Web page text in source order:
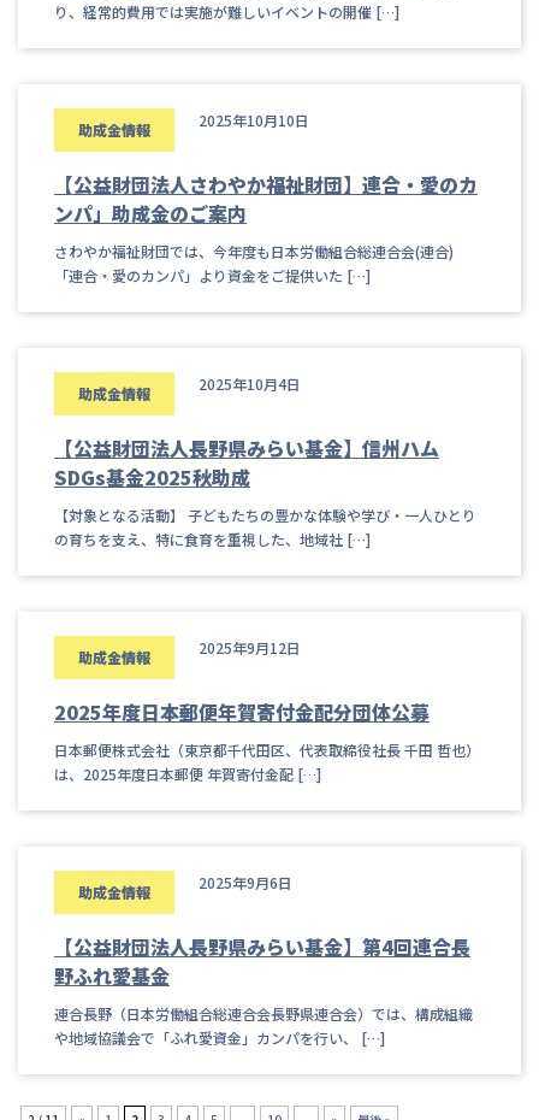
り、経常的費用では実施が難しいイベントの開催 […]
助成金情報 2025年10月10日
【公益財団法人さわやか福祉財団】連合・愛のカ
ンパ」助成金のご案内
さわやか福祉財団では、今年度も日本労働組合総連合会(連合)
「連合・愛のカンパ」より資金をご提供いた […]
助成金情報 2025年10月4日
【公益財団法人長野県みらい基金】信州ハム
SDGs基金2025秋助成
【対象となる活動】 子どもたちの豊かな体験や学び・一人ひとり
の育ちを支え、特に食育を重視した、地域社 […]
助成金情報 2025年9月12日
2025年度日本郵便年賀寄付金配分団体公募
日本郵便株式会社（東京都千代田区、代表取締役社長 千田 哲也）
は、2025年度日本郵便 年賀寄付金配 […]
助成金情報 2025年9月6日
【公益財団法人長野県みらい基金】第4回連合長
野ふれ愛基金
連合長野（日本労働組合総連合会長野県連合会）では、構成組織
や地域協議会で「ふれ愛資金」カンパを行い、 […]